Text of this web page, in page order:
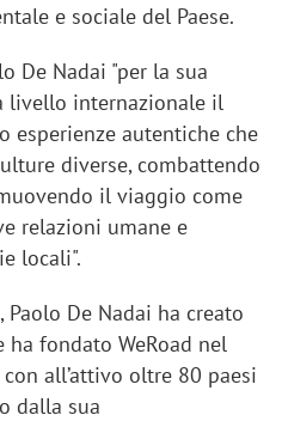
e sociale del Paese.
De Nadai "per la sua
livello internazionale il
esperienze autentiche che
diverse, combattendo
il viaggio come
relazioni umane e
locali".
De Nadai ha creato
fondato WeRoad nel
all’attivo oltre 80 paesi
dalla sua